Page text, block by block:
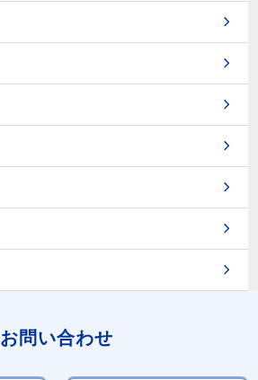
お問い合わせ